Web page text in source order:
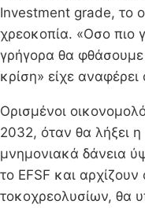
Investment grade, το
χρεοκοπία. «Οσο πιο
γρήγορα θα
κρίση» είχε αναφέρει
Ορισμένοι
2032, όταν θα λήξει η
μνημονιακά δάνεια
το EFSF και
τοκοχρεολυσίων, θα